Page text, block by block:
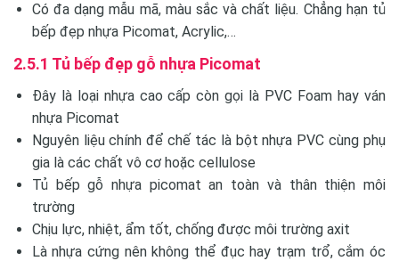
Có đa dạng mẫu mã, màu sắc và chất liệu. Chẳng hạn tủ
bếp đẹp nhựa Picomat, Acrylic,…
2.5.1 Tủ bếp đẹp gỗ nhựa Picomat
Đây là loại nhựa cao cấp còn gọi là PVC Foam hay ván
nhựa Picomat
Nguyên liệu chính để chế tác là bột nhựa PVC cùng phụ
gia là các chất vô cơ hoặc cellulose
Tủ bếp gỗ nhựa picomat an toàn và thân thiện môi
trường
Chịu lực, nhiệt, ẩm tốt, chống được môi trường axit
Là nhựa cứng nên không thể đục hay trạm trổ, cắm óc